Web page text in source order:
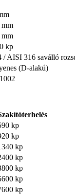
mm
mm
kp
/ AISI 316 saválló
(D-alakú)
kp
kp
kp
kp
kp
kp
kp